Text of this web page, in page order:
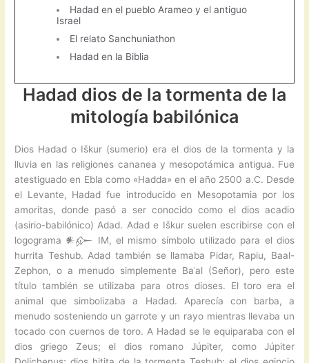
Hadad en el pueblo Arameo y el antiguo
Israel
El relato Sanchuniathon
Hadad en la Biblia
Hadad dios de la tormenta de la
mitología babilónica
Dios Hadad o Iškur (sumerio) era el dios de la tormenta y la
lluvia en las religiones cananea y mesopotámica antigua. Fue
atestiguado en Ebla como «Hadda» en el año 2500 a.C. Desde
el Levante, Hadad fue introducido en Mesopotamia por los
amoritas, donde pasó a ser conocido como el dios acadio
(asirio-babilónico) Adad. Adad e Iškur suelen escribirse con el
logograma 𒀭𒅎 IM, el mismo símbolo utilizado para el dios
hurrita Teshub. Adad también se llamaba Pidar, Rapiu, Baal-
Zephon, o a menudo simplemente Baʿal (Señor), pero este
título también se utilizaba para otros dioses. El toro era el
animal que simbolizaba a Hadad. Aparecía con barba, a
menudo sosteniendo un garrote y un rayo mientras llevaba un
tocado con cuernos de toro. A Hadad se le equiparaba con el
dios griego Zeus; el dios romano Júpiter, como Júpiter